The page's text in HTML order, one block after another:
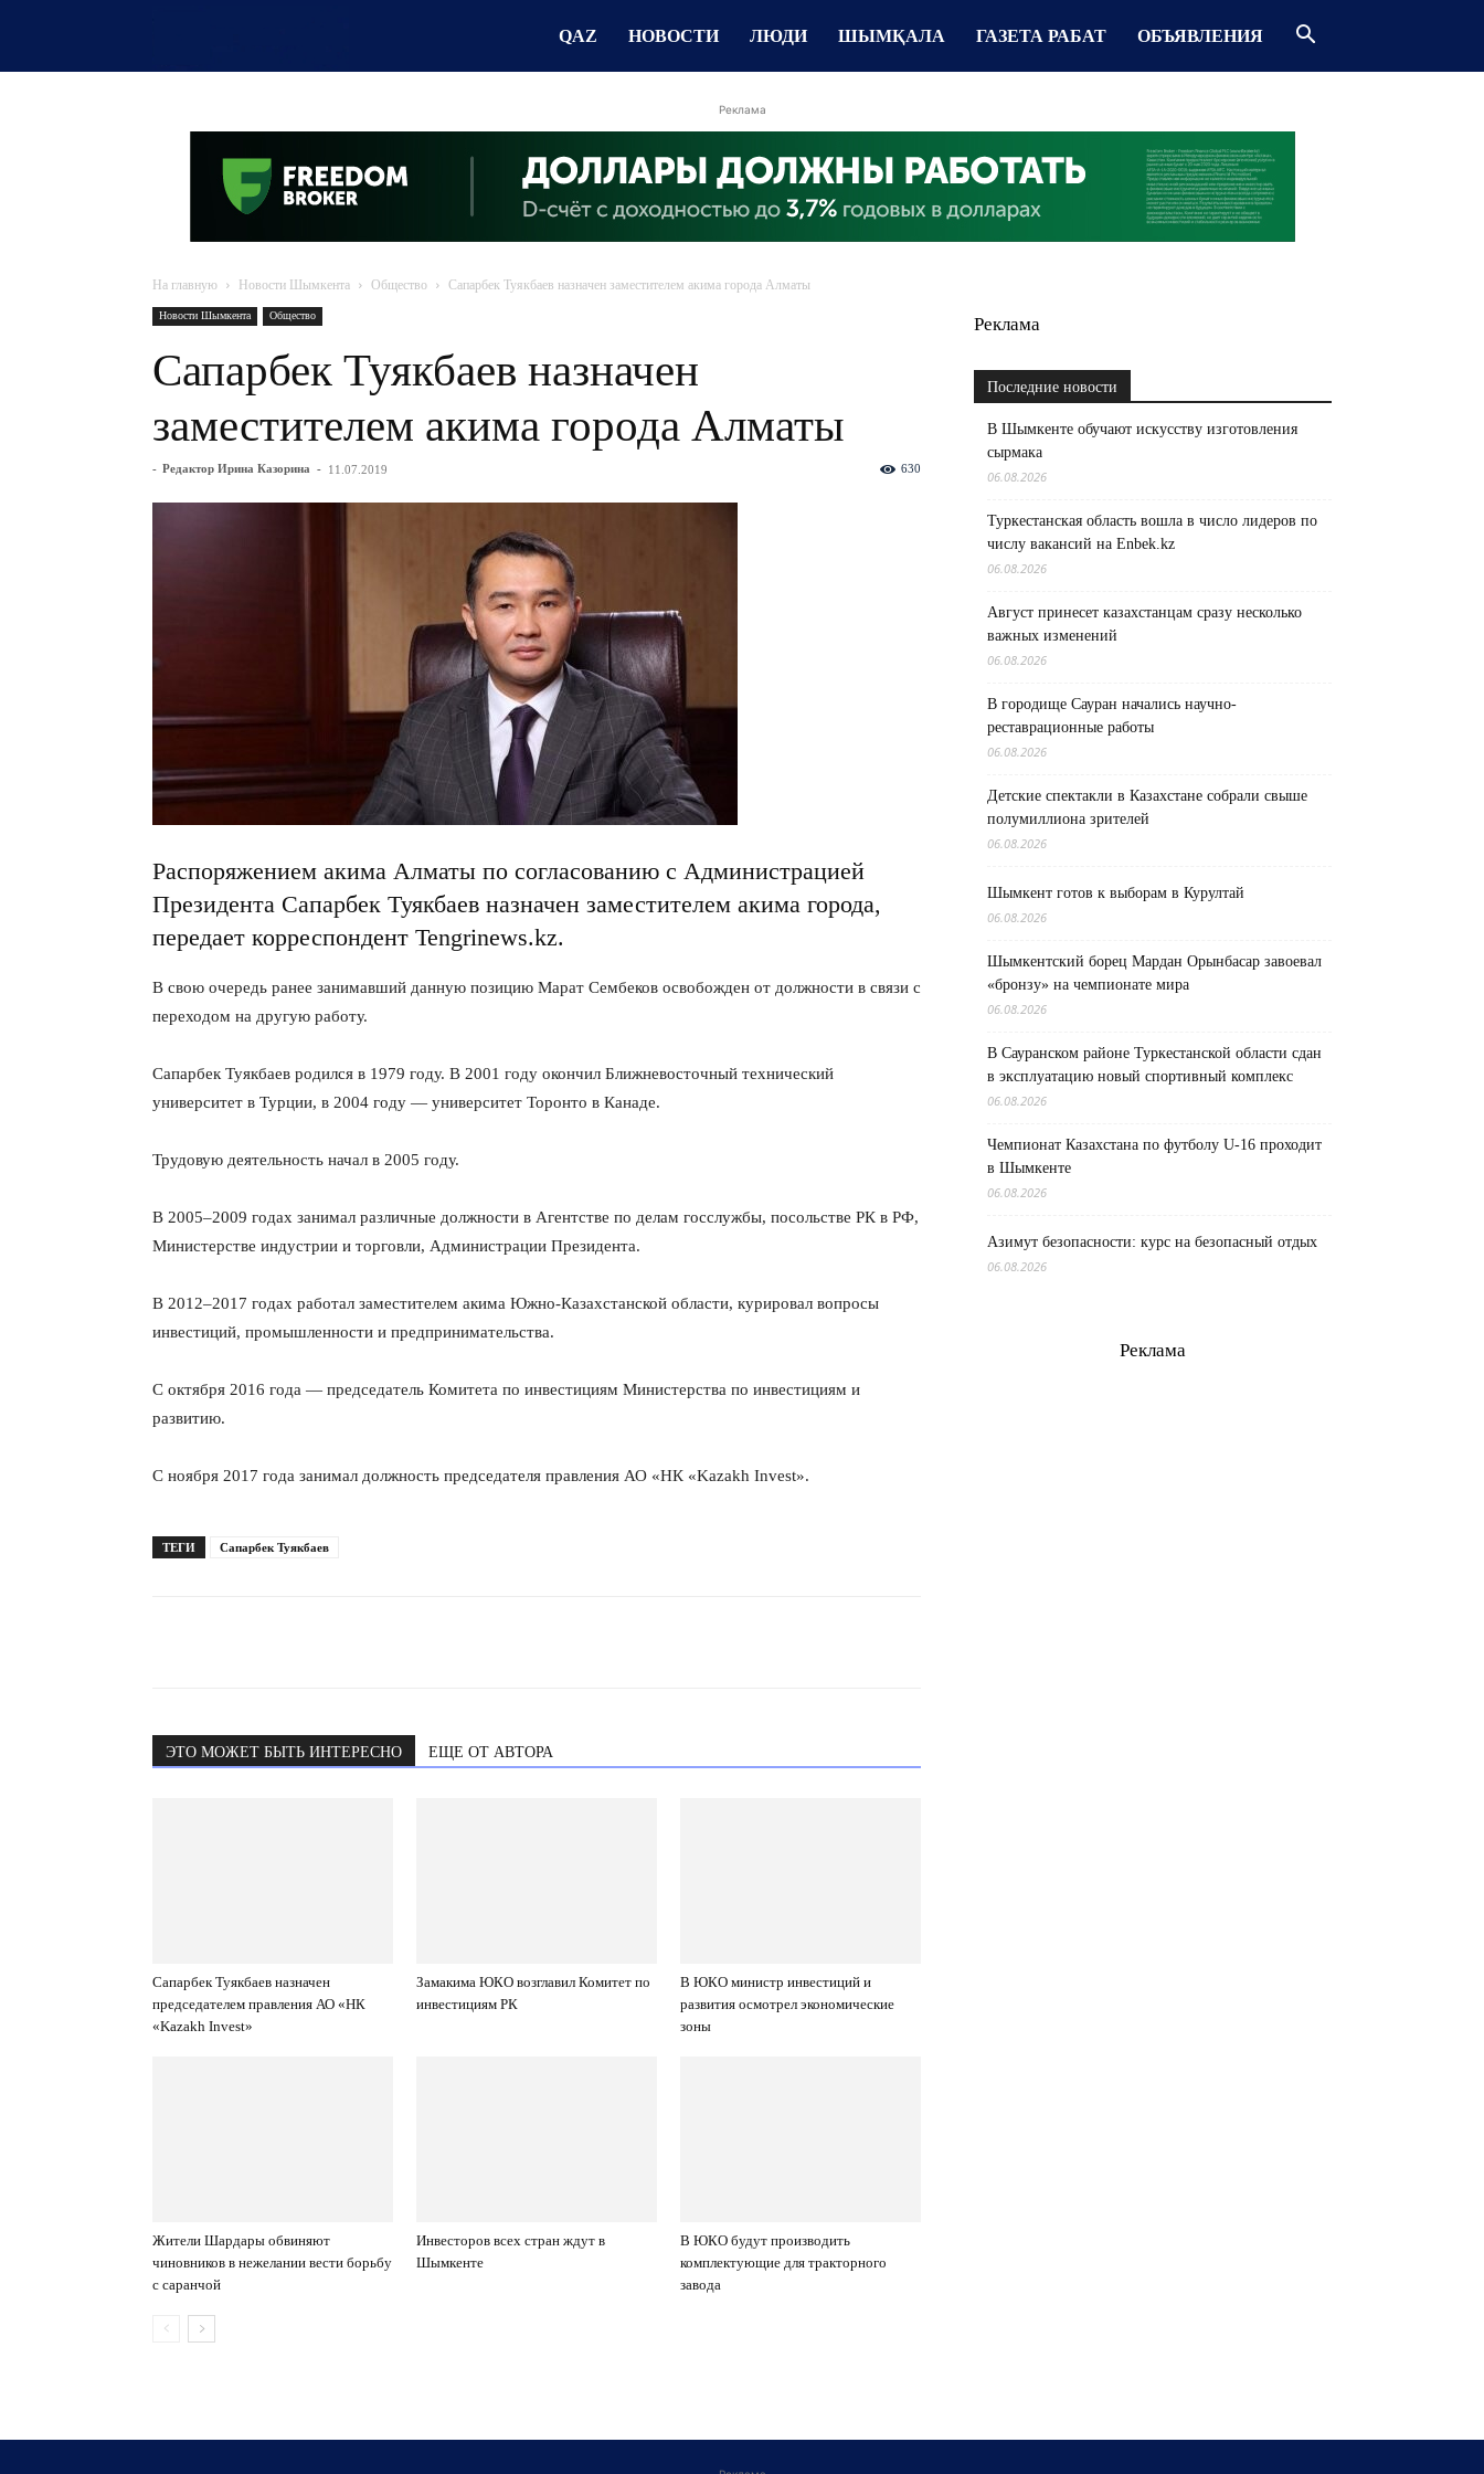
QAZ НОВОСТИ ЛЮДИ ШЫМҚАЛА ГАЗЕТА РАБАТ ОБЪЯВЛЕНИЯ
Реклама
На главную Новости Шымкента Общество Сапарбек Туякбаев назначен заместителем акима города Алматы
Новости Шымкента Общество
Сапарбек Туякбаев назначен
заместителем акима города Алматы
- Редактор Ирина Казорина - 11.07.2019 630
Распоряжением акима Алматы по согласованию с Администрацией
Президента Сапарбек Туякбаев назначен заместителем акима города,
передает корреспондент Tengrinews.kz.
В свою очередь ранее занимавший данную позицию Марат Сембеков освобожден от должности в связи с
переходом на другую работу.
Сапарбек Туякбаев родился в 1979 году. В 2001 году окончил Ближневосточный технический
университет в Турции, в 2004 году — университет Торонто в Канаде.
Трудовую деятельность начал в 2005 году.
В 2005–2009 годах занимал различные должности в Агентстве по делам госслужбы, посольстве РК в РФ,
Министерстве индустрии и торговли, Администрации Президента.
В 2012–2017 годах работал заместителем акима Южно-Казахстанской области, курировал вопросы
инвестиций, промышленности и предпринимательства.
С октября 2016 года — председатель Комитета по инвестициям Министерства по инвестициям и
развитию.
С ноября 2017 года занимал должность председателя правления АО «НК «Kazakh Invest».
ТЕГИ Сапарбек Туякбаев
ЭТО МОЖЕТ БЫТЬ ИНТЕРЕСНО ЕЩЕ ОТ АВТОРА
Сапарбек Туякбаев назначен
председателем правления АО «НК
«Kazakh Invest»
Замакима ЮКО возглавил Комитет по
инвестициям РК
В ЮКО министр инвестиций и
развития осмотрел экономические
зоны
Жители Шардары обвиняют
чиновников в нежелании вести борьбу
с саранчой
Инвесторов всех стран ждут в
Шымкенте
В ЮКО будут производить
комплектующие для тракторного
завода
Реклама
Последние новости
В Шымкенте обучают искусству изготовления
сырмака
06.08.2026
Туркестанская область вошла в число лидеров по
числу вакансий на Enbek.kz
06.08.2026
Август принесет казахстанцам сразу несколько
важных изменений
06.08.2026
В городище Сауран начались научно-
реставрационные работы
06.08.2026
Детские спектакли в Казахстане собрали свыше
полумиллиона зрителей
06.08.2026
Шымкент готов к выборам в Курултай
06.08.2026
Шымкентский борец Мардан Орынбасар завоевал
«бронзу» на чемпионате мира
06.08.2026
В Сауранском районе Туркестанской области сдан
в эксплуатацию новый спортивный комплекс
06.08.2026
Чемпионат Казахстана по футболу U-16 проходит
в Шымкенте
06.08.2026
Азимут безопасности: курс на безопасный отдых
06.08.2026
Реклама